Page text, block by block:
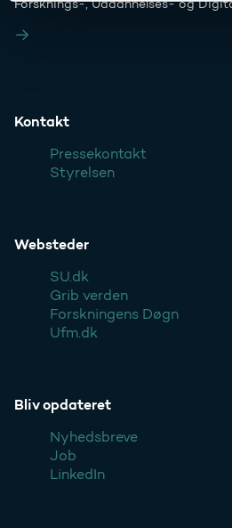
Forsknings-, Uddannelses- og
Kontakt
Pressekontakt
Styrelsen
Websteder
SU.dk
Grib verden
Forskningens Døgn
Ufm.dk
Bliv opdateret
Nyhedsbreve
Job
LinkedIn